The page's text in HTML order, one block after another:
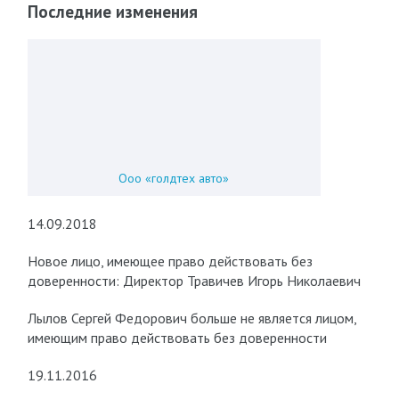
Последние изменения
Ооо «голдтех авто»
14.09.2018
Новое лицо, имеющее право действовать без
доверенности: Директор Травичев Игорь Николаевич
Лылов Сергей Федорович больше не является лицом,
имеющим право действовать без доверенности
19.11.2016